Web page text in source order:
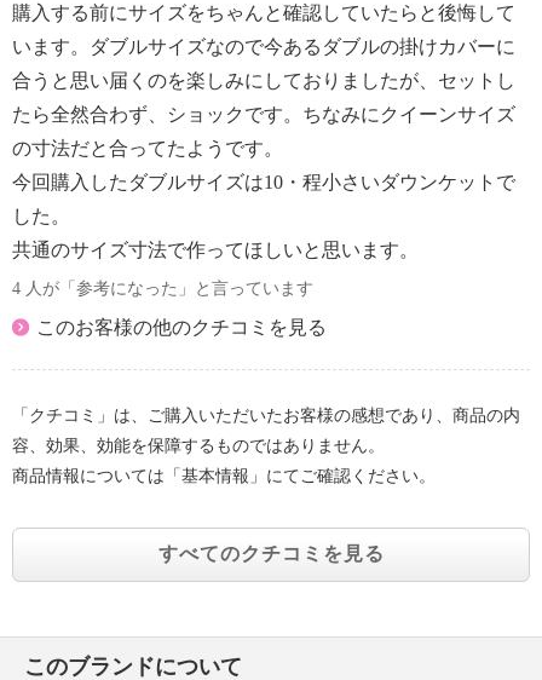
購入する前にサイズをちゃんと確認していたらと後悔して
います。ダブルサイズなので今あるダブルの掛けカバーに
合うと思い届くのを楽しみにしておりましたが、セットし
たら全然合わず、ショックです。ちなみにクイーンサイズ
の寸法だと合ってたようです。
今回購入したダブルサイズは10・程小さいダウンケットで
した。
共通のサイズ寸法で作ってほしいと思います。
4 人が「参考になった」と言っています
このお客様の他のクチコミを見る
「クチコミ」は、ご購入いただいたお客様の感想であり、商品の内
容、効果、効能を保障するものではありません。
商品情報については「基本情報」にてご確認ください。
すべてのクチコミを見る
このブランドについて